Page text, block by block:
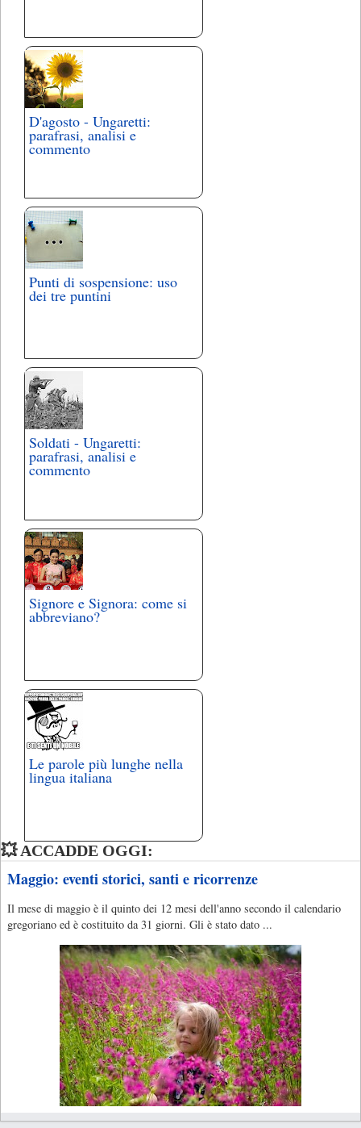
D'agosto - Ungaretti:
parafrasi, analisi e
commento
Punti di sospensione: uso
dei tre puntini
Soldati - Ungaretti:
parafrasi, analisi e
commento
Signore e Signora: come si
abbreviano?
Le parole più lunghe nella
lingua italiana
💥 ACCADDE OGGI:
Maggio: eventi storici, santi e ricorrenze
Il mese di maggio è il quinto dei 12 mesi dell'anno secondo il calendario
gregoriano ed è costituito da 31 giorni. Gli è stato dato ...